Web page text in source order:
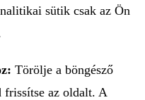
sütik csak az Ön
Törölje a böngésző
az oldalt. A